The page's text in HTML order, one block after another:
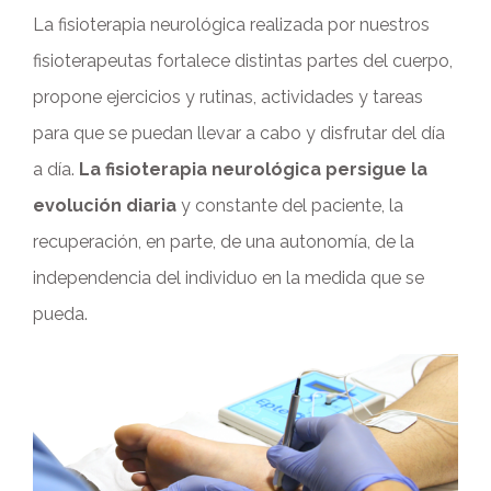
La fisioterapia neurológica realizada por nuestros
fisioterapeutas fortalece distintas partes del cuerpo,
propone ejercicios y rutinas, actividades y tareas
para que se puedan llevar a cabo y disfrutar del día
a día. La fisioterapia neurológica persigue la
evolución diaria y constante del paciente, la
recuperación, en parte, de una autonomía, de la
independencia del individuo en la medida que se
pueda.